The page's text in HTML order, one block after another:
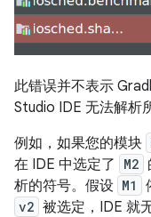
此错误并不表示
Studio IDE 无法解析
例如，如果您的模块
在 IDE 中选定了
M2
析的符号。假设 M1
v2 被选定，IDE 就